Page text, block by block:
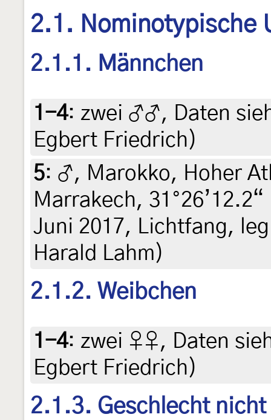
2.1. Nominotypische
2.1.1. Männchen
1-4: zwei ♂♂, Daten
Egbert Friedrich)
5: ♂, Marokko, Hoher
Marrakech,
Juni 2017, Lichtfang,
Harald Lahm)
2.1.2. Weibchen
1-4: zwei ♀♀, Daten
Egbert Friedrich)
2.1.3. Geschlecht